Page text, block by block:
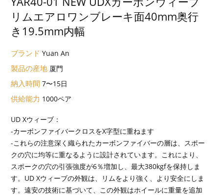
リムエアロワンブレーキ面40mm奥行
き19.5mm内幅
ブランドYuan An
製品の産地 厦門
納入時間7〜15日
供給能力 1000ペア
UD Xウィーブ：
-カーボンファイバークロスをX字型に重ねます
-これらの注意深く織られたカーボンファイバーの層は、スポー
クの穴に均等に重なるように設計されています。これにより、
スポークの穴の引張強度が6％増加し、最大380kgfを保持しま
す。UD Xウィーブの外観は、リムをより強く、より安全にしま
す。遠安の技術に基づいて、この外観はホイールに重量を追加